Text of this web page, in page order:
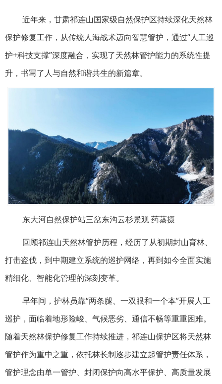
近年来，甘肃祁连山国家级自然保护区持续深化天然林
保护修复工作，从传统人海战术迈向智慧管护，通过“人工巡
护+科技支撑”深度融合，实现了天然林管护能力的系统性提
升，书写了人与自然和谐共生的新篇章。
东大河自然保护站三岔东沟云杉景观 药蒸摄
回顾祁连山天然林管护历程，经历了从初期封山育林、
打击盗伐，到中期建立系统的巡护网络，再到如今全面实施
精细化、智能化管理的深刻变革。
早年间，护林员靠“两条腿、一双眼和一个本”开展人工
巡护，面临着地形险峻、气候恶劣、通信不畅等重重困难。
随着天然林保护修复工作持续推进，祁连山保护区将天然林
管护作为重中之重，依托林长制逐步建立起管护责任体系，
管护理念由单一管护、封闭保护向高水平保护、高质量发展